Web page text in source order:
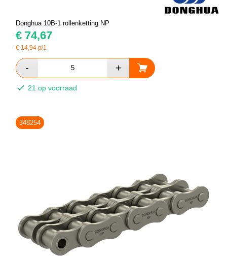
Donghua 10B-1 rollenketting NP
€ 74,67
€ 14,94 p/1
21 op voorraad
348254